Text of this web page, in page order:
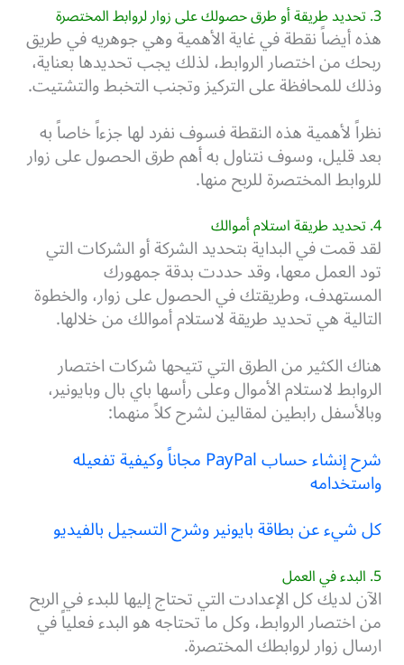
3. تحديد طريقة أو طرق حصولك على زوار لروابط المختصرة
هذه أيضاً نقطة في غاية الأهمية وهي جوهريه في طريق
ربحك من اختصار الروابط، لذلك يجب تحديدها بعناية،
وذلك للمحافظة على التركيز وتجنب التخبط والتشتيت.
نظراً لأهمية هذه النقطة فسوف نفرد لها جزءاً خاصاً به
بعد قليل، وسوف نتناول به أهم طرق الحصول على زوار
للروابط المختصرة للربح منها.
4. تحديد طريقة استلام أموالك
لقد قمت في البداية بتحديد الشركة أو الشركات التي
تود العمل معها، وقد حددت بدقة جمهورك
المستهدف، وطريقتك في الحصول على زوار، والخطوة
التالية هي تحديد طريقة لاستلام أموالك من خلالها.
هناك الكثير من الطرق التي تتيحها شركات اختصار
الروابط لاستلام الأموال وعلى رأسها باي بال وبايونير،
وبالأسفل رابطين لمقالين لشرح كلاً منهما:
شرح إنشاء حساب PayPal مجاناً وكيفية تفعيله
واستخدامه
كل شيء عن بطاقة بايونير وشرح التسجيل بالفيديو
5. البدء في العمل
الآن لديك كل الإعدادت التي تحتاج إليها للبدء في الربح
من اختصار الروابط، وكل ما تحتاجه هو البدء فعلياً في
ارسال زوار لروابطك المختصرة.